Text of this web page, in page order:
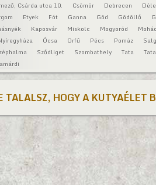
Csárda utca 10. Csömör Debrecen
Etyek Fót Ganna Göd Gödöllő
Kaposvár Miskolc Mogyoród
Ócsa Orfű Pécs Pomáz
Sződliget Szombathely Tata
TALALSZ, HOGY A KUTYAÉLET